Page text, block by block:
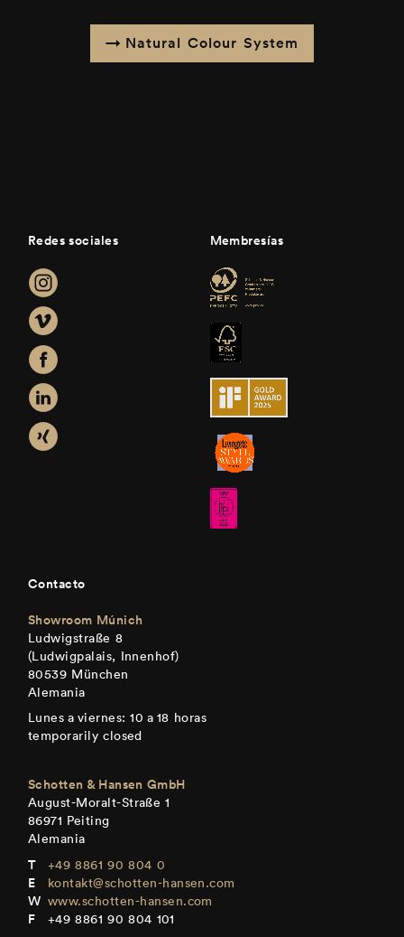
Natural Colour System
Redes sociales Membresías
Contacto
Showroom Múnich
Ludwigstraße 8
(Ludwigpalais, Innenhof)
80539 München
Alemania
Lunes a viernes: 10 a 18 horas
temporarily closed
Schotten & Hansen GmbH
August-Moralt-Straße 1
86971 Peiting
Alemania
+49 8861 90 804 0
kontakt@schotten-hansen.com
www.schotten-hansen.com
+49 8861 90 804 101